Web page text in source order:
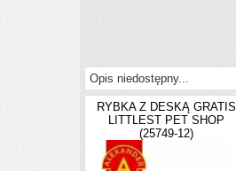
Opis niedostępny...
RYBKA Z DESKĄ GRATIS
LITTLEST PET SHOP
(25749-12)